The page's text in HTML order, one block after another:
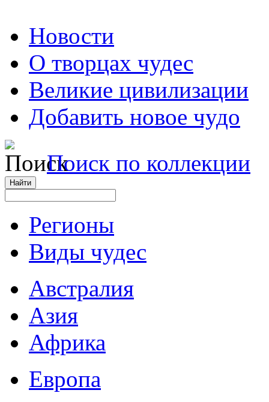
Новости
О творцах чудес
Великие цивилизации
Добавить новое чудо
Поиск по коллекции
Регионы
Виды чудес
Австралия
Азия
Африка
Европа